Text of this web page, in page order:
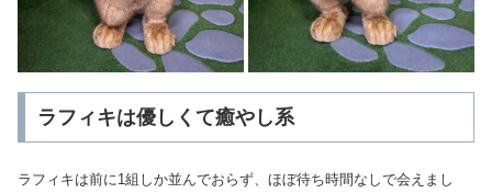
ラフィキは優しくて癒やし系
ラフィキは前に1組しか並んでおらず、ほぼ待ち時間なしで会えまし